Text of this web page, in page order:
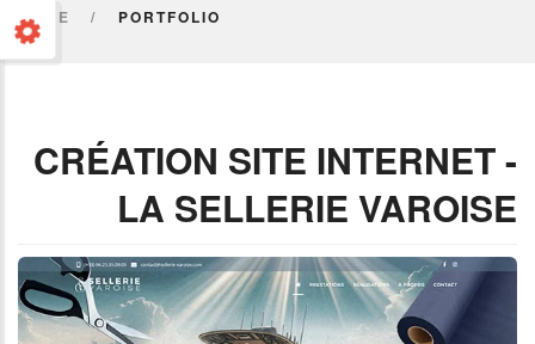
HOME PORTFOLIO
CRÉATION SITE INTERNET -
LA SELLERIE VAROISE